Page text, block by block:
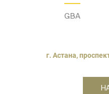
GBA
г. Астана,